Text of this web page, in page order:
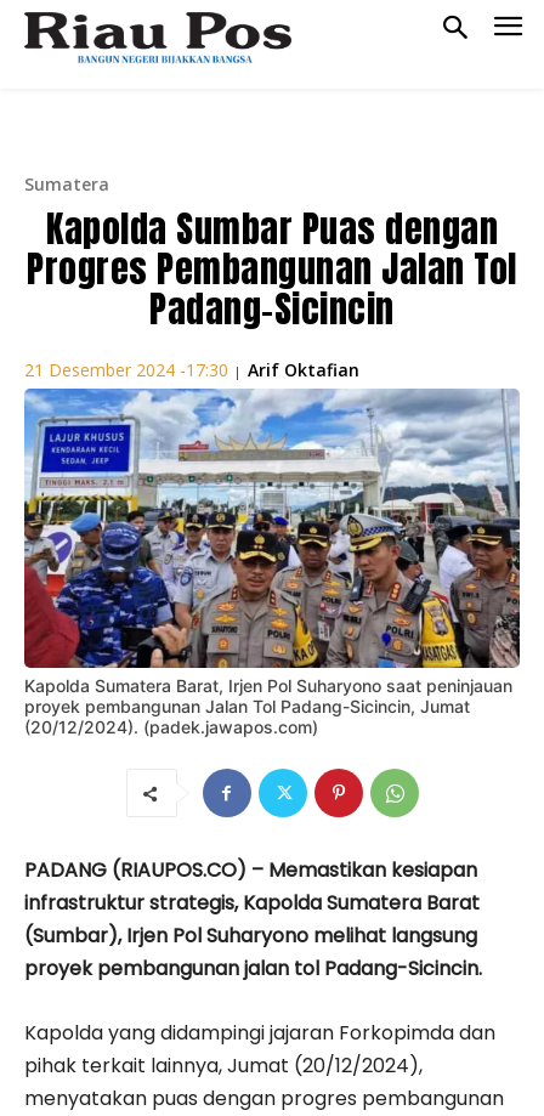
Sumatera
Kapolda Sumbar Puas dengan
Progres Pembangunan Jalan Tol
Padang-Sicincin
21 Desember 2024 -17:30 | Arif Oktafian
Kapolda Sumatera Barat, Irjen Pol Suharyono saat peninjauan
proyek pembangunan Jalan Tol Padang-Sicincin, Jumat
(20/12/2024). (padek.jawapos.com)
PADANG (RIAUPOS.CO) – Memastikan kesiapan
infrastruktur strategis, Kapolda Sumatera Barat
(Sumbar), Irjen Pol Suharyono melihat langsung
proyek pembangunan jalan tol Padang-Sicincin.
Kapolda yang didampingi jajaran Forkopimda dan
pihak terkait lainnya, Jumat (20/12/2024),
menyatakan puas dengan progres pembangunan